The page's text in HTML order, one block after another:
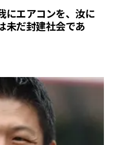
にエアコンを、汝に
未だ封建社会であ